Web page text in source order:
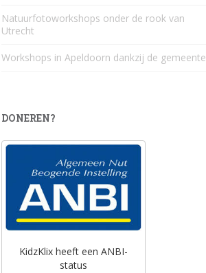
Natuurfotoworkshops onder de rook van
Utrecht
Workshops in Apeldoorn dankzij de gemeente
DONEREN?
KidzKlix heeft een ANBI-
status